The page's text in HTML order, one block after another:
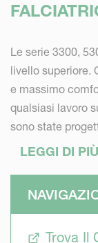
Le serie 3300,
livello superiore.
e massimo
qualsiasi lavoro
sono state
maggiore e per
produttività e
progettate
LEGGI DI PIÙ
Trova Il